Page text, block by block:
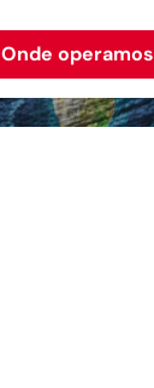
Onde operamos